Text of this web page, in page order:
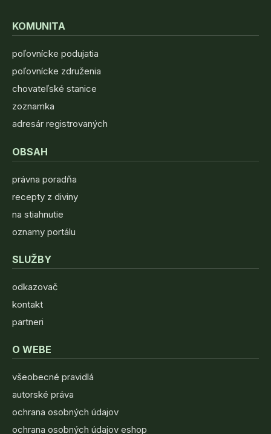
KOMUNITA
poľovnícke podujatia
poľovnícke združenia
chovateľské stanice
zoznamka
adresár registrovaných
OBSAH
právna poradňa
recepty z diviny
na stiahnutie
oznamy portálu
SLUŽBY
odkazovač
kontakt
partneri
O WEBE
všeobecné pravidlá
autorské práva
ochrana osobných údajov
ochrana osobných údajov eshop